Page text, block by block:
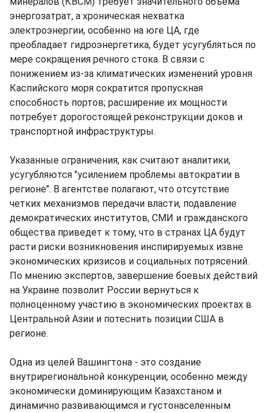
энергозатрат, а хроническая нехватка
электроэнергии, особенно на юге ЦА, где
преобладает гидроэнергетика, будет усугубляться по
мере сокращения речного стока. В связи с
понижением из-за климатических изменений уровня
Каспийского моря сократится пропускная
способность портов; расширение их мощности
потребует дорогостоящей реконструкции доков и
транспортной инфраструктуры.
Указанные ограничения, как считают аналитики,
усугубляются "усилением проблемы автократии в
регионе". В агентстве полагают, что отсутствие
четких механизмов передачи власти, подавление
демократических институтов, СМИ и гражданского
общества приведет к тому, что в странах ЦА будут
расти риски возникновения инспирируемых извне
экономических кризисов и социальных потрясений.
По мнению экспертов, завершение боевых действий
на Украине позволит России вернуться к
полноценному участию в экономических проектах в
Центральной Азии и потеснить позиции США в
регионе.
Одна из целей Вашингтона - это создание
внутрирегиональной конкуренции, особенно между
экономически доминирующим Казахстаном и
динамично развивающимся и густонаселенным